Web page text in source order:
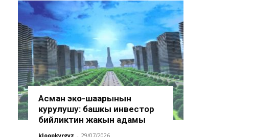
Асман эко-шаарынын
курулушу: башкы инвестор
бийликтин жакын адамы
kloopkyrgyz - 29/07/2026